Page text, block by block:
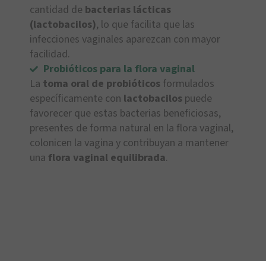
cantidad de bacterias lácticas
(lactobacilos), lo que facilita que las
infecciones vaginales aparezcan con mayor
facilidad.
Probióticos para la flora vaginal
La toma oral de probióticos formulados
específicamente con lactobacilos puede
favorecer que estas bacterias beneficiosas,
presentes de forma natural en la flora vaginal,
colonicen la vagina y contribuyan a mantener
una flora vaginal equilibrada.